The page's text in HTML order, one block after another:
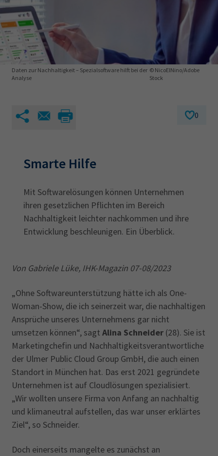
Leichte Sprache
IHK regional
Karriere
EN
AdA
Wirtschaftsfachwirt
Negativerklärung
Sachkundeprüfung
AEVO
34i
Betriebswirt Prüfbericht
Daten zur Nachhaltigkeit – Spezialsoftware hilft bei der
Analyse
© NicoElNino/Adobe
Stock
0
Smarte Hilfe
Mit Softwarelösungen können Unternehmen
ihren gesetzlichen Pflichten im Bereich
Nachhaltigkeit leichter nachkommen und ihre
Entwicklung beschleunigen. Ein Überblick.
Von Gabriele Lüke, IHK-Magazin 07-08/2023
„Ohne Softwareunterstützung hätte ich als One-
Woman-Show, die ich seinerzeit war, die nachhaltigen
Ansprüche unseres Unternehmens gar nicht
umsetzen können“, sagt Alina Schneider (28). Sie ist
Marketingchefin und Nachhaltigkeitsverantwortliche
der Ulmer Public Cloud Group GmbH, die auch einen
Standort in München hat. Das erst 2021 gegründete
Unternehmen ist auf Cloudlösungen spezialisiert.
„Wir wollten unsere Firma von Anfang an nachhaltig
und klimaneutral aufstellen, das war unser erklärtes
Ziel“, so Schneider.
Doch einerseits mangelte es zunächst an